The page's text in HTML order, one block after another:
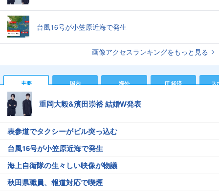
台風16号が小笠原近海で発生
画像アクセスランキングをもっと見る
主要 国内 海外 IT 経済 ス
重岡大毅&濱田崇裕 結婚W発表
表参道でタクシーがビル突っ込む
台風16号が小笠原近海で発生
海上自衛隊の生々しい映像が物議
秋田県職員、報道対応で喫煙